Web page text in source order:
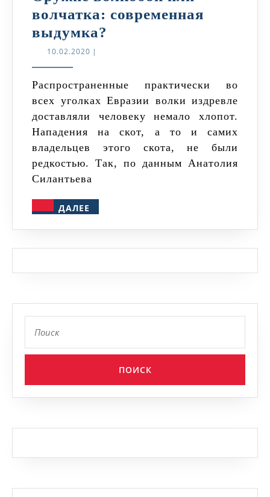
волчатка: современная
выдумка?
волчатка:
современная
выдумка?
10.02.2020 10.02.2020
|
Распространенные практически во
всех уголках Евразии волки издревле
доставляли человеку немало хлопот.
Нападения на скот, а то и самих
владельцев этого скота, не были
редкостью. Так, по данным Анатолия
Силантьева
ДАЛЕЕ